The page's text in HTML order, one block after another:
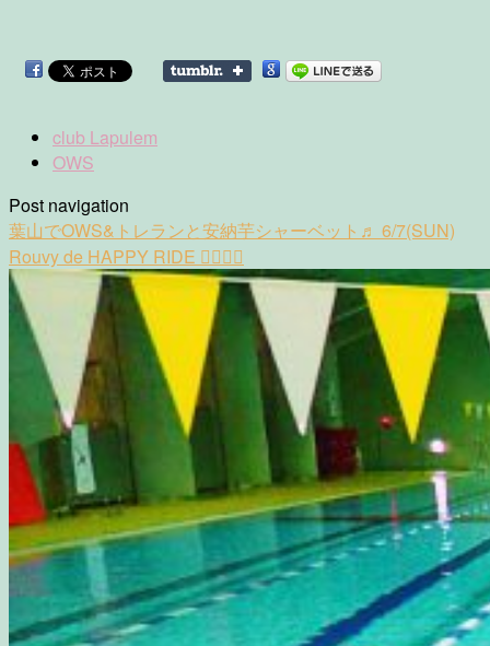
club Lapulem
OWS
Post navigation
葉山でOWS&トレランと安納芋シャーベット♬ 6/7(SUN)
Rouvy de HAPPY RIDE 🚴‍♀️🚴‍♂️